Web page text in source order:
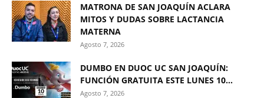
MATRONA DE SAN JOAQUÍN ACLARA
MITOS Y DUDAS SOBRE LACTANCIA
MATERNA
Agosto 7, 2026
DUMBO EN DUOC UC SAN JOAQUÍN:
FUNCIÓN GRATUITA ESTE LUNES 10...
Agosto 7, 2026